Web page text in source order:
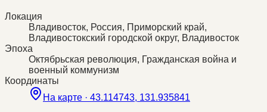
Локация
Владивосток, Россия, Приморский край,
Владивостокский городской округ, Владивосток
Эпоха
Октябрьская революция, Гражданская война и
военный коммунизм
Координаты
На карте · 43.114743, 131.935841